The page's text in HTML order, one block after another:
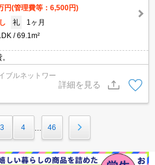
円(管理費等：6,500円)
礼
1ヶ月
69.1m²
ブルネットワー
詳細を見る
3 4 46